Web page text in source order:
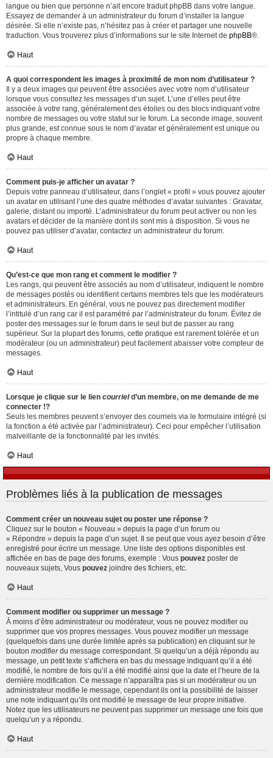
langue ou bien que personne n’ait encore traduit phpBB dans votre langue.
Essayez de demander à un administrateur du forum d’installer la langue
désirée. Si elle n’existe pas, n’hésitez pas à créer et partager une nouvelle
traduction. Vous trouverez plus d’informations sur le site Internet de phpBB®.
Haut
A quoi correspondent les images à proximité de mon nom d’utilisateur ?
Il y a deux images qui peuvent être associées avec votre nom d’utilisateur
lorsque vous consultez les messages d’un sujet. L’une d’elles peut être
associée à votre rang, généralement des étoiles ou des blocs indiquant votre
nombre de messages ou votre statut sur le forum. La seconde image, souvent
plus grande, est connue sous le nom d’avatar et généralement est unique ou
propre à chaque membre.
Haut
Comment puis-je afficher un avatar ?
Depuis votre panneau d’utilisateur, dans l’onglet « profil » vous pouvez ajouter
un avatar en utilisant l’une des quatre méthodes d’avatar suivantes : Gravatar,
galerie, distant ou importé. L’administrateur du forum peut activer ou non les
avatars et décider de la manière dont ils sont mis à disposition. Si vous ne
pouvez pas utiliser d’avatar, contactez un administrateur du forum.
Haut
Qu’est-ce que mon rang et comment le modifier ?
Les rangs, qui peuvent être associés au nom d’utilisateur, indiquent le nombre
de messages postés ou identifient certains membres tels que les modérateurs
et administrateurs. En général, vous ne pouvez pas directement modifier
l’intitulé d’un rang car il est paramétré par l’administrateur du forum. Évitez de
poster des messages sur le forum dans le seul but de passer au rang
supérieur. Sur la plupart des forums, cette pratique est rarement tolérée et un
modérateur (ou un administrateur) peut facilement abaisser votre compteur de
messages.
Haut
Lorsque je clique sur le lien courrield’un membre, on me demande de me
connecter !?
Seuls les membres peuvent s’envoyer des courriels via le formulaire intégré (si
la fonction a été activée par l’administrateur). Ceci pour empêcher l’utilisation
malveillante de la fonctionnalité par les invités.
Haut
Problèmes liés à la publication de messages
Comment créer un nouveau sujet ou poster une réponse ?
Cliquez sur le bouton « Nouveau » depuis la page d’un forum ou
« Répondre » depuis la page d’un sujet. Il se peut que vous ayez besoin d’être
enregistré pour écrire un message. Une liste des options disponibles est
affichée en bas de page des forums, exemple : Vous pouvez poster de
nouveaux sujets, Vous pouvez joindre des fichiers, etc.
Haut
Comment modifier ou supprimer un message ?
À moins d’être administrateur ou modérateur, vous ne pouvez modifier ou
supprimer que vos propres messages. Vous pouvez modifier un message
(quelquefois dans une durée limitée après sa publication) en cliquant sur le
bouton modifierdu message correspondant. Si quelqu’un a déjà répondu au
message, un petit texte s’affichera en bas du message indiquant qu’il a été
modifié, le nombre de fois qu’il a été modifié ainsi que la date et l’heure de la
dernière modification. Ce message n’apparaîtra pas si un modérateur ou un
administrateur modifie le message, cependant ils ont la possibilité de laisser
une note indiquant qu’ils ont modifié le message de leur propre initiative.
Notez que les utilisateurs ne peuvent pas supprimer un message une fois que
quelqu’un y a répondu.
Haut